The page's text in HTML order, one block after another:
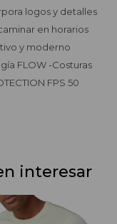
logos y detalles
en horarios
y moderno
FLOW -Costuras
FPS 50
interesar